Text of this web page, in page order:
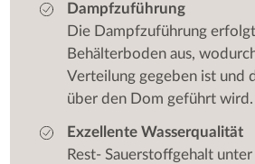
Dampfzuführung
Die Dampfzuführung
Behälterboden aus,
Verteilung gegeben ist und
über den Dom geführt wird.
Exzellente Wasserqualität
Rest- Sauerstoffgehalt